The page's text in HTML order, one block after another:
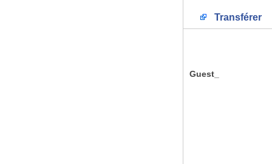
Transférer
Guest_